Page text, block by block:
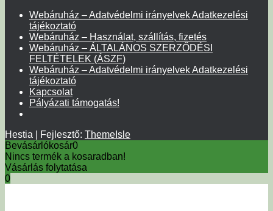
Webáruház – Adatvédelmi irányelvek Adatkezelési
tájékoztató
Webáruház – Használat, szállítás, fizetés
Webáruház – ÁLTALÁNOS SZERZŐDÉSI
FELTÉTELEK (ÁSZF)
Webáruház – Adatvédelmi irányelvek Adatkezelési
tájékoztató
Kapcsolat
Pályázati támogatás!
Hestia | Fejlesztő: ThemeIsle
Bevásárlókosár0
Nincs termék a kosaradban!
Vásárlás folytatása
0